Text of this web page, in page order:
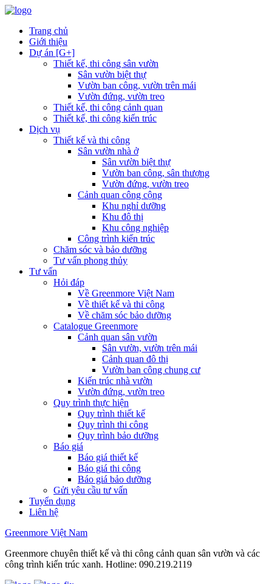
Trang chủ
Giới thiệu
Dự án [G+]
Thiết kế, thi công sân vườn
Sân vườn biệt thự
Vườn ban công, vườn trên mái
Vườn đứng, vườn treo
Thiết kế, thi công cảnh quan
Thiết kế, thi công kiến trúc
Dịch vụ
Thiết kế và thi công
Sân vườn nhà ở
Sân vườn biệt thự
Vườn ban công, sân thượng
Vườn đứng, vườn treo
Cảnh quan công cộng
Khu nghỉ dưỡng
Khu đô thị
Khu công nghiệp
Công trình kiến trúc
Chăm sóc và bảo dưỡng
Tư vấn phong thủy
Tư vấn
Hỏi đáp
Về Greenmore Việt Nam
Về thiết kế và thi công
Về chăm sóc bảo dưỡng
Catalogue Greenmore
Cảnh quan sân vườn
Sân vườn, vườn trên mái
Cảnh quan đô thị
Vườn ban công chung cư
Kiến trúc nhà vườn
Vườn đứng, vườn treo
Quy trình thực hiện
Quy trình thiết kế
Quy trình thi công
Quy trình bảo dưỡng
Báo giá
Báo giá thiết kế
Báo giá thi công
Báo giá bảo dưỡng
Gửi yêu cầu tư vấn
Tuyển dụng
Liên hệ
Greenmore Việt Nam
Greenmore chuyên thiết kế và thi công cảnh quan sân vườn và các
công trình kiến trúc xanh. Hotline: 090.219.2119